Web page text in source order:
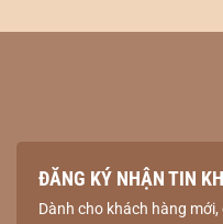
ĐĂNG KÝ NHẬN TIN
Dành cho khách hàng